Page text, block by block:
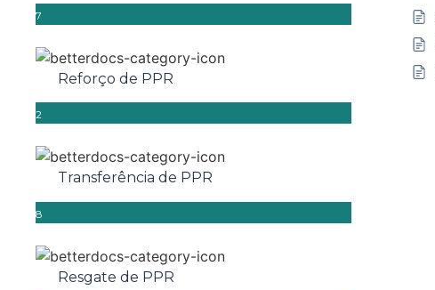
7
Reforço de PPR
2
Transferência de PPR
8
Resgate de PPR